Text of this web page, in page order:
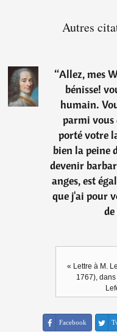
Autres
“Allez, mes
bénisse!
humain.
parmi vous
porté votre
bien la peine
devenir
anges, est
que j'ai pour
« Lettre à M.
1767),
Facebook